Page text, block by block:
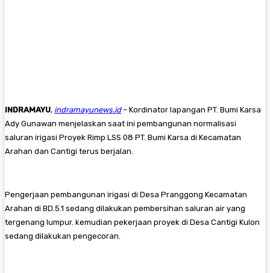
INDRAMAYU, indramayunews.id– Kordinator lapangan PT. Bumi Karsa
Ady Gunawan menjelaskan saat ini pembangunan normalisasi
saluran irigasi Proyek Rimp LSS 08 PT. Bumi Karsa di Kecamatan
Arahan dan Cantigi terus berjalan.
Pengerjaan pembangunan irigasi di Desa Pranggong Kecamatan
Arahan di BD.5.1 sedang dilakukan pembersihan saluran air yang
tergenang lumpur. kemudian pekerjaan proyek di Desa Cantigi Kulon
sedang dilakukan pengecoran.